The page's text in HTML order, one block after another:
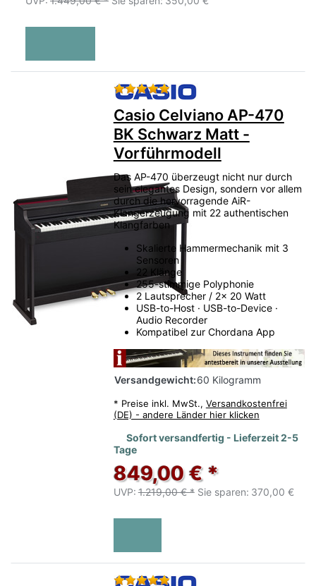
Bewertung: 5 von 5
Casio Celviano AP-470
BK Schwarz Matt -
Vorführmodell
Das AP-470 überzeugt nicht nur durch
sein elegantes Design, sondern vor allem
durch die hervorragende AiR-
Klangerzeugung mit 22 authentischen
Klangfarben
Skalierte Hammermechanik mit 3
Sensoren
22 Klänge
255-stimmige Polyphonie
2 Lautsprecher / 2x 20 Watt
USB-to-Host · USB-to-Device ·
Audio Recorder
Kompatibel zur Chordana App
Versandgewicht:60 Kilogramm
* Preise inkl. MwSt., Versandkostenfrei
(DE) - andere Länder hier klicken
Sofort versandfertig - Lieferzeit 2-5
Tage
849,00 € *
UVP: 1.219,00 € * Sie sparen: 370,00 €
Bewertung: 5 von 5